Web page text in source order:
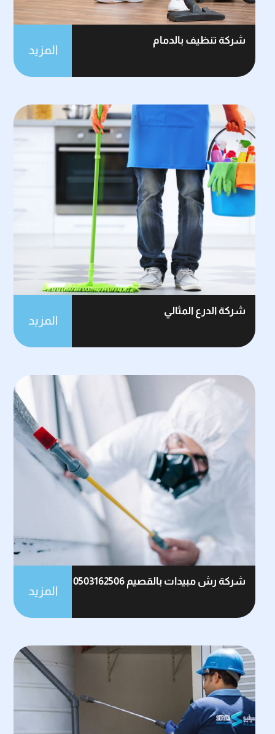
شركة تنظيف بالدمام
المزيد
شركة الدرع المثالي
المزيد
شركة رش مبيدات بالقصيم 0503162506
المزيد